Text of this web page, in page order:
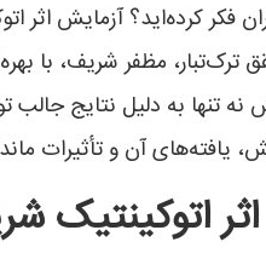
فکر کرده‌اید؟ آزمایش اثر
که به بررسی این موضوع می‌پردازد. در دهه
نه تنها به دلیل نتایج
یافته‌های آن و تأثیرات